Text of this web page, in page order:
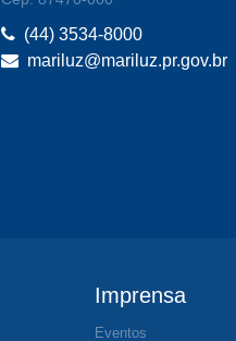
(44) 3534-8000
mariluz@mariluz.pr.gov.br
Imprensa
Eventos